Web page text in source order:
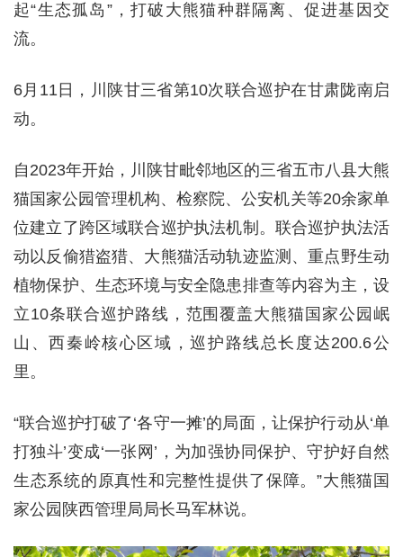
起“生态孤岛”，打破大熊猫种群隔离、促进基因交
流。
6月11日，川陕甘三省第10次联合巡护在甘肃陇南启
动。
自2023年开始，川陕甘毗邻地区的三省五市八县大熊
猫国家公园管理机构、检察院、公安机关等20余家单
位建立了跨区域联合巡护执法机制。联合巡护执法活
动以反偷猎盗猎、大熊猫活动轨迹监测、重点野生动
植物保护、生态环境与安全隐患排查等内容为主，设
立10条联合巡护路线，范围覆盖大熊猫国家公园岷
山、西秦岭核心区域，巡护路线总长度达200.6公
里。
“联合巡护打破了‘各守一摊’的局面，让保护行动从‘单
打独斗’变成‘一张网’，为加强协同保护、守护好自然
生态系统的原真性和完整性提供了保障。”大熊猫国
家公园陕西管理局局长马军林说。